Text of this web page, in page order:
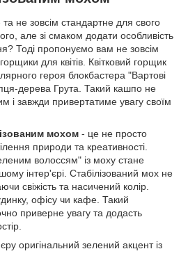
не зовсім стандартне для свого
але зі смаком додати особливість
Тоді пропонуємо вам не зовсім
для квітів. Квітковий горщик
героя блокбастера "Вартові
дерева Грута. Такий кашпо не
і завжди привертатиме увагу своїм
мохом - це не просто
природи та креативності.
волоссям" із моху стане
інтер'єрі. Стабілізований мох не
свіжість та насичений колір.
офісу чи кафе. Такий
приверне увагу та додасть
оригінальний зелений акцент із